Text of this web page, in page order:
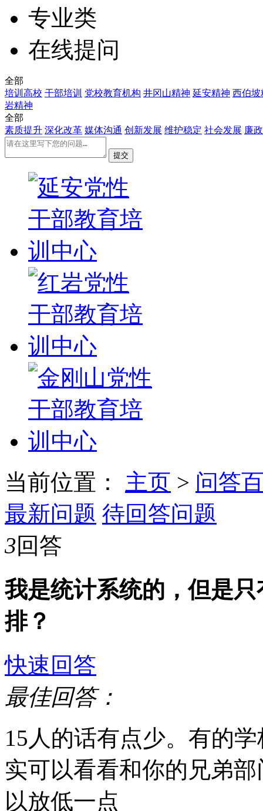
专业类
在线提问
全部
培训高校 干部培训 党校教育机构 井冈山精神 延安精神 西伯坡
岩精神
全部
素质提升 深化改革 媒体沟通 创新发展 维护稳定 社会发展 廉
当前位置： 主页 > 问答
最新问题 待回答问题
3回答
我是统计系统的，但是
排？
快速回答
最佳回答：
15人的话有点少。有的
实可以看看和你的兄弟
以放低一点